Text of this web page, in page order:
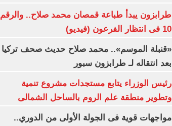
طرابزون يبدأ طباعة قمصان محمد صلاح.. والرقم
10 فى انتظار الفرعون (فيديو)
«قنبلة الموسم».. محمد صلاح حديث صحف تركيا
بعد انتقاله لـ طرابزون سبور
رئيس الوزراء يتابع مستجدات مشروع تنمية
وتطوير منطقة علم الروم بالساحل الشمالى
مواجهات قوية فى الجولة الأولى من الدوري..